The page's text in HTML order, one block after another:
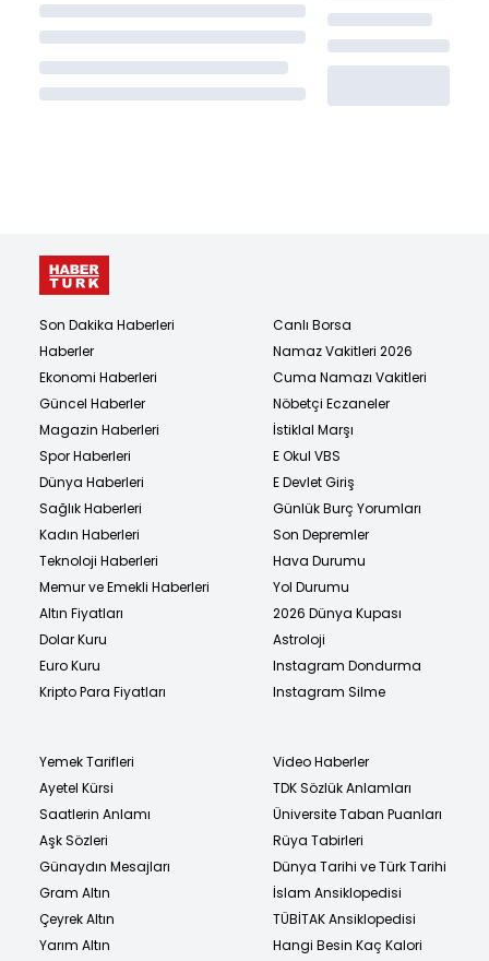
Son Dakika Haberleri
Haberler
Ekonomi Haberleri
Güncel Haberler
Magazin Haberleri
Spor Haberleri
Dünya Haberleri
Sağlık Haberleri
Kadın Haberleri
Teknoloji Haberleri
Memur ve Emekli Haberleri
Altın Fiyatları
Dolar Kuru
Euro Kuru
Kripto Para Fiyatları
Canlı Borsa
Namaz Vakitleri 2026
Cuma Namazı Vakitleri
Nöbetçi Eczaneler
İstiklal Marşı
E Okul VBS
E Devlet Giriş
Günlük Burç Yorumları
Son Depremler
Hava Durumu
Yol Durumu
2026 Dünya Kupası
Astroloji
Instagram Dondurma
Instagram Silme
Yemek Tarifleri
Ayetel Kürsi
Saatlerin Anlamı
Aşk Sözleri
Günaydın Mesajları
Gram Altın
Çeyrek Altın
Yarım Altın
Video Haberler
TDK Sözlük Anlamları
Üniversite Taban Puanları
Rüya Tabirleri
Dünya Tarihi ve Türk Tarihi
İslam Ansiklopedisi
TÜBİTAK Ansiklopedisi
Hangi Besin Kaç Kalori